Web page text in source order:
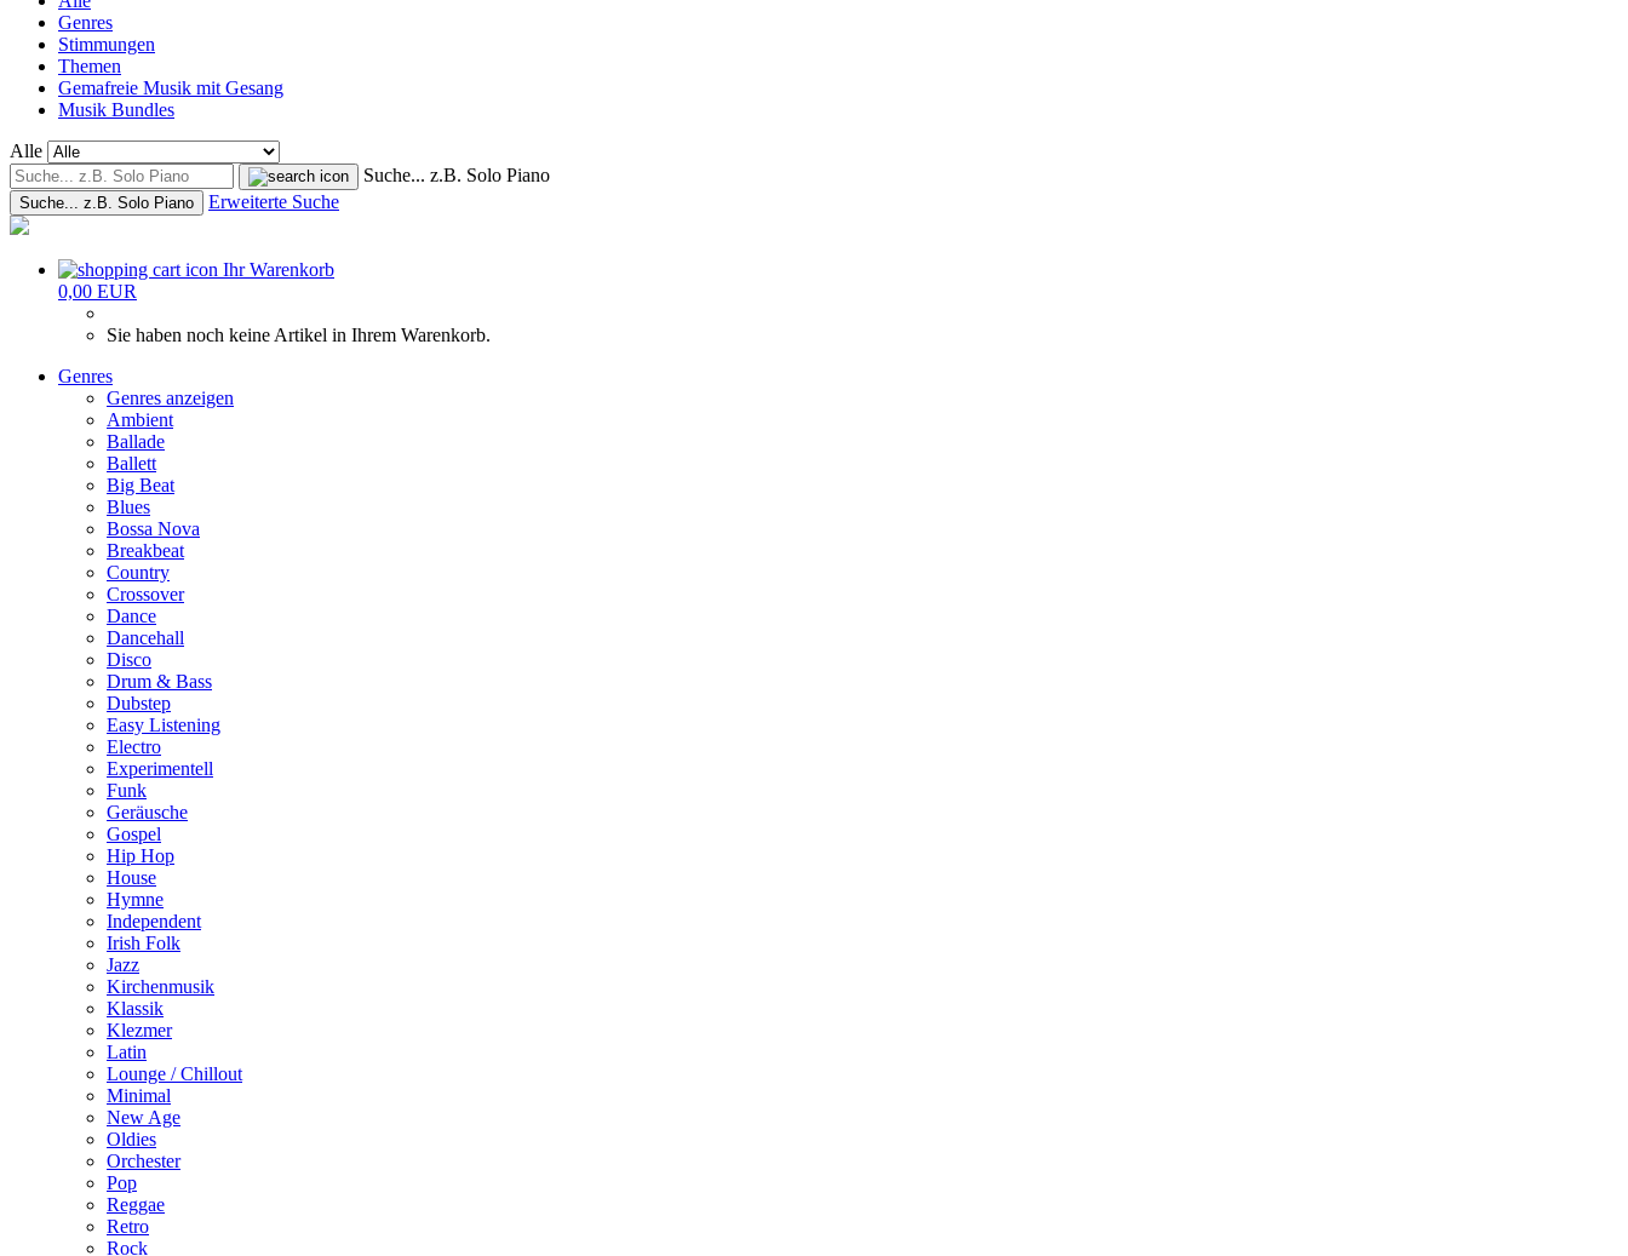
Genres
Stimmungen
Themen
Gemafreie Musik mit Gesang
Musik Bundles
Alle
Suche... z.B. Solo Piano
Suche... z.B. Solo Piano Erweiterte Suche
Ihr Warenkorb
0,00 EUR
Sie haben noch keine Artikel in Ihrem Warenkorb.
Genres
Genres anzeigen
Ambient
Ballade
Ballett
Big Beat
Blues
Bossa Nova
Breakbeat
Country
Crossover
Dance
Dancehall
Disco
Drum & Bass
Dubstep
Easy Listening
Electro
Experimentell
Funk
Geräusche
Gospel
Hip Hop
House
Hymne
Independent
Irish Folk
Jazz
Kirchenmusik
Klassik
Klezmer
Latin
Lounge / Chillout
Minimal
New Age
Oldies
Orchester
Pop
Reggae
Retro
Rock